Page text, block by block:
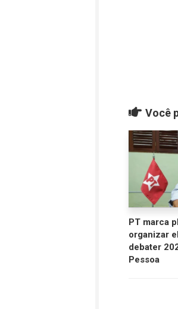
Você
PT marca
organizar
debater
Pessoa